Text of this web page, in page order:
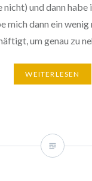
nicht) und dann habe
mich dann ein
um genau zu
WEITERLESEN